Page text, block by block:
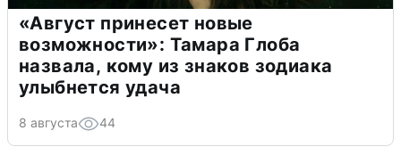
«Август принесет новые
возможности»: Тамара Глоба
назвала, кому из знаков зодиака
улыбнется удача
8 августа 44